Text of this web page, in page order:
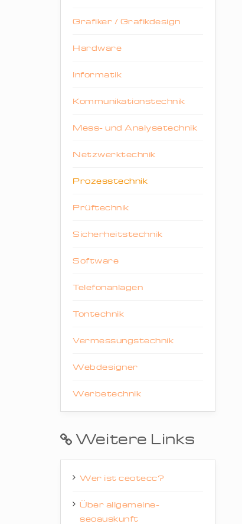
Grafiker / Grafikdesign
Hardware
Informatik
Kommunikationstechnik
Mess- und Analysetechnik
Netzwerktechnik
Prozesstechnik
Prüftechnik
Sicherheitstechnik
Software
Telefonanlagen
Tontechnik
Vermessungstechnik
Webdesigner
Werbetechnik
Weitere Links
Wer ist ceotecc?
Über allgemeine-
seoauskunft